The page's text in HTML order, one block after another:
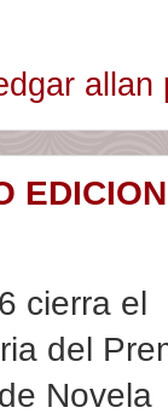
allan
cierra el
del
Novela